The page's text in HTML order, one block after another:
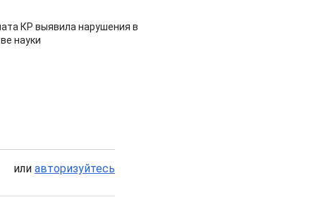
КР выявила нарушения в
науки
или авторизуйтесь